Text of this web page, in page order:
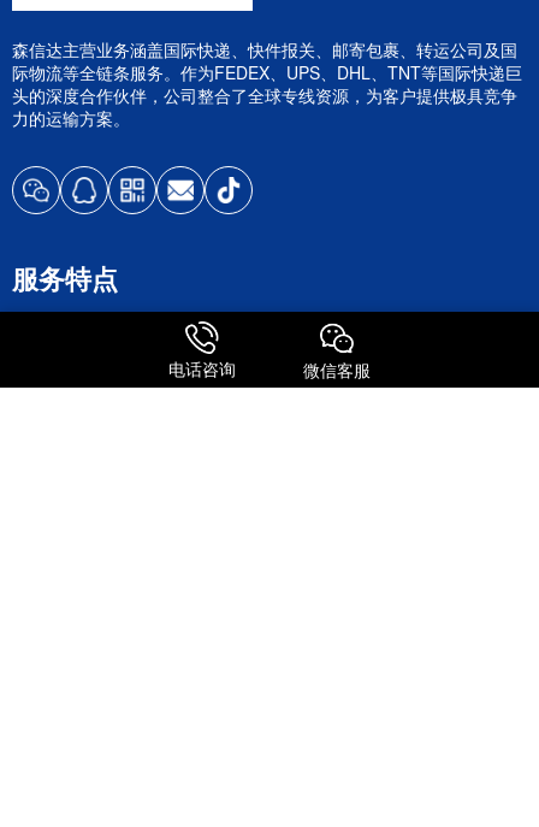
森信达主营业务涵盖国际快递、快件报关、邮寄包裹、转运公司及国
际物流等全链条服务。作为FEDEX、UPS、DHL、TNT等国际快递巨
头的深度合作伙伴，公司整合了全球专线资源，为客户提供极具竞争
力的运输方案。
服务特点
UPS 国际快递
电话咨询 微信客服